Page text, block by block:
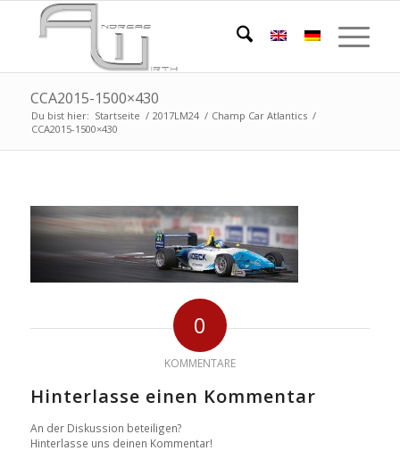
CCA2015-1500×430
Du bist hier: Startseite / 2017LM24 / Champ Car Atlantics /
CCA2015-1500×430
0
KOMMENTARE
Hinterlasse einen Kommentar
An der Diskussion beteiligen?
Hinterlasse uns deinen Kommentar!